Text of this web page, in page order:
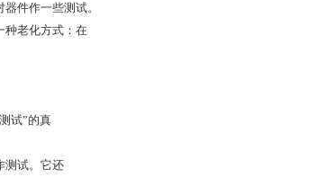
件作一些测试。
种老化方式：在
试”的真
测试。它还